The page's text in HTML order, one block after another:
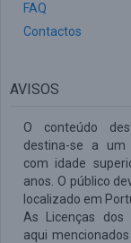
FAQ
Contactos
AVISOS
O conteúdo
destina-se a um
com idade
anos. O público
localizado em
As Licenças dos
aqui